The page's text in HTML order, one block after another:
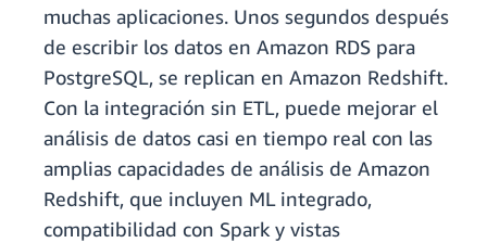
muchas aplicaciones. Unos segundos después
de escribir los datos en Amazon RDS para
PostgreSQL, se replican en Amazon Redshift.
Con la integración sin ETL, puede mejorar el
análisis de datos casi en tiempo real con las
amplias capacidades de análisis de Amazon
Redshift, que incluyen ML integrado,
compatibilidad con Spark y vistas